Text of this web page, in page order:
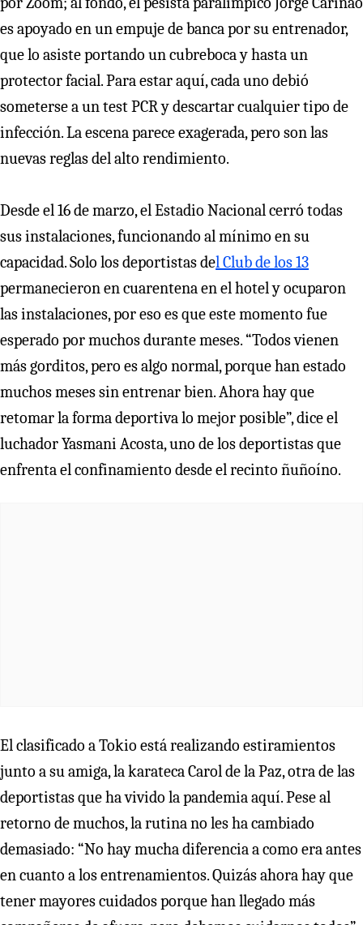
es apoyado en un empuje de banca por su entrenador,
que lo asiste portando un cubreboca y hasta un
protector facial. Para estar aquí, cada uno debió
someterse a un test PCR y descartar cualquier tipo de
infección. La escena parece exagerada, pero son las
nuevas reglas del alto rendimiento.
Desde el 16 de marzo, el Estadio Nacional cerró todas
sus instalaciones, funcionando al mínimo en su
capacidad. Solo los deportistas del Club de los 13
permanecieron en cuarentena en el hotel y ocuparon
las instalaciones, por eso es que este momento fue
esperado por muchos durante meses. “Todos vienen
más gorditos, pero es algo normal, porque han estado
muchos meses sin entrenar bien. Ahora hay que
retomar la forma deportiva lo mejor posible”, dice el
luchador Yasmani Acosta, uno de los deportistas que
enfrenta el confinamiento desde el recinto ñuñoíno.
El clasificado a Tokio está realizando estiramientos
junto a su amiga, la karateca Carol de la Paz, otra de las
deportistas que ha vivido la pandemia aquí. Pese al
retorno de muchos, la rutina no les ha cambiado
demasiado: “No hay mucha diferencia a como era antes
en cuanto a los entrenamientos. Quizás ahora hay que
tener mayores cuidados porque han llegado más